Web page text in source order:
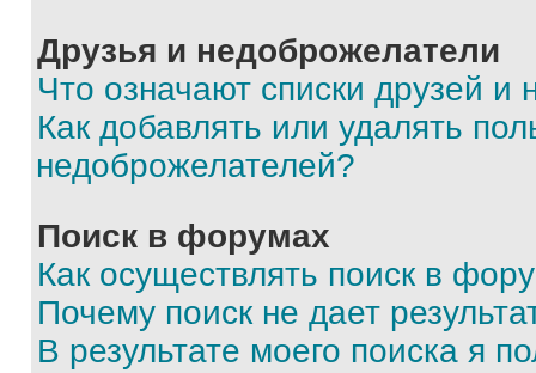
Друзья и недоброжелатели
Что означают списки друзей и
Как добавлять или удалять
недоброжелателей?
Поиск в форумах
Как осуществлять поиск в
Почему поиск не дает
В результате моего поиска я